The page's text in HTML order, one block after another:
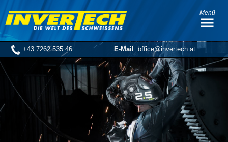
+43 7262 535 46 E-Mail office@invertech.at
Menü